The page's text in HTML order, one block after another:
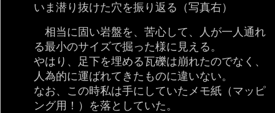
いま潜り抜けた穴を振り返る（写真右）
相当に固い岩盤を、苦心して、人が一人通れ
る最小のサイズで掘った様に見える。
やはり、足下を埋める瓦礫は崩れたのでなく、
人為的に運ばれてきたものに違いない。
なお、この時私は手にしていたメモ紙（マッピ
ング用！）を落としていた。